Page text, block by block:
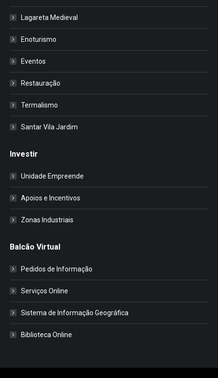
Lagareta Medieval
Enoturismo
Eventos
Restauração
Termalismo
Santar Vila Jardim
Investir
Unidade Empreende
Apoios e Incentivos
Zonas Industriais
Balcão Virtual
Pedidos de Informação
Serviços Online
Sistema de Informação Geográfica
Biblioteca Online